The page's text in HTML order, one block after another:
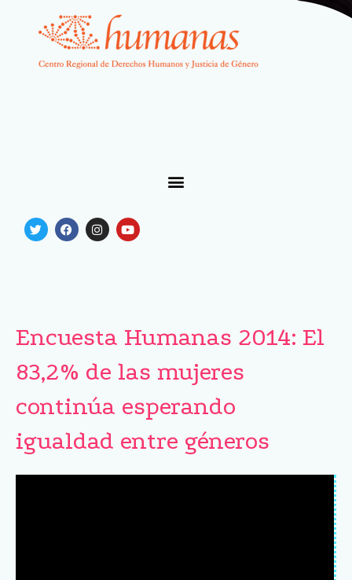
Encuesta Humanas 2014: El
83,2% de las mujeres
continúa esperando
igualdad entre géneros